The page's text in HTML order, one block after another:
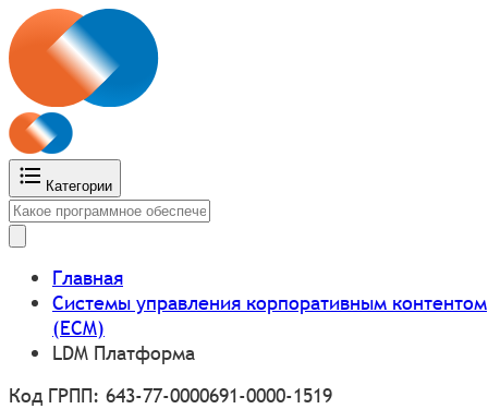
Категории
Главная
Системы управления корпоративным контентом
(ECM)
LDM Платформа
Код ГРПП: 643-77-0000691-0000-1519